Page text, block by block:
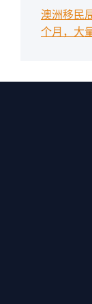
澳洲移民
个月，大